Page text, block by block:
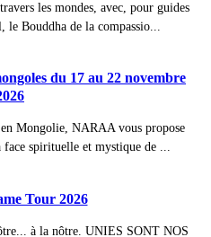
les mondes, avec, pour guides
le Bouddha de la compassio...
du 17 au 22 novembre
Mongolie, NARAA vous propose
spirituelle et mystique de ...
Tour 2026
à la nôtre. UNIES SONT NOS